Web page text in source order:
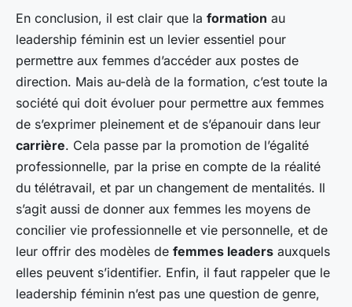
En conclusion, il est clair que la formation au
leadership féminin est un levier essentiel pour
permettre aux femmes d’accéder aux postes de
direction. Mais au-delà de la formation, c’est toute la
société qui doit évoluer pour permettre aux femmes
de s’exprimer pleinement et de s’épanouir dans leur
carrière. Cela passe par la promotion de l’égalité
professionnelle, par la prise en compte de la réalité
du télétravail, et par un changement de mentalités. Il
s’agit aussi de donner aux femmes les moyens de
concilier vie professionnelle et vie personnelle, et de
leur offrir des modèles de femmes leaders auxquels
elles peuvent s’identifier. Enfin, il faut rappeler que le
leadership féminin n’est pas une question de genre,